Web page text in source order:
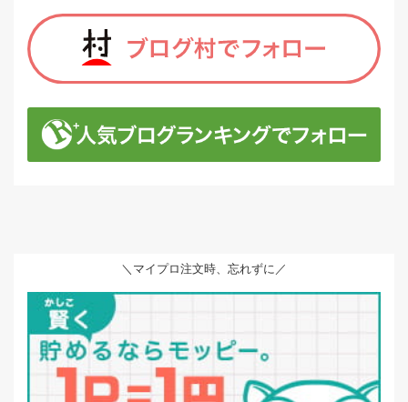
＼マイプロ注文時、忘れずに／